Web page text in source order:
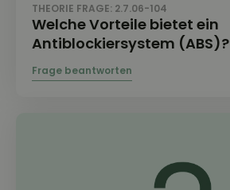
THEORIE FRAGE: 2.7.06-104
Welche Vorteile bietet ein
Antiblockiersystem (ABS)?